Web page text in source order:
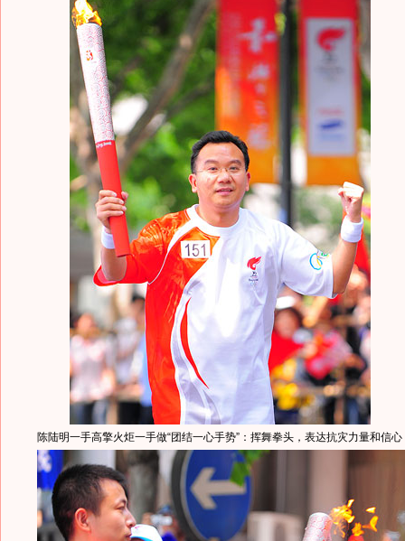
陈陆明一手高擎火炬一手做“团结一心手势”：挥舞拳头，表达抗灾力量和信心